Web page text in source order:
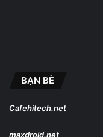
BẠN BÈ
Cafehitech.net
maxdroid.net